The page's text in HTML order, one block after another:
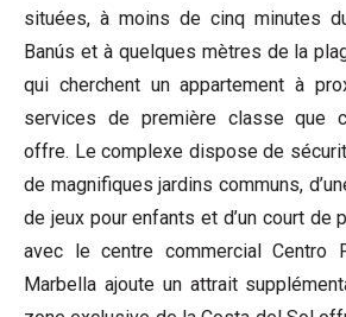
situées, à moins de cinq minutes
Banús et à quelques mètres de la
qui cherchent un appartement à
services de première classe que
offre. Le complexe dispose de
de magnifiques jardins communs,
de jeux pour enfants et d’un court de
avec le centre commercial Centro
Marbella ajoute un attrait